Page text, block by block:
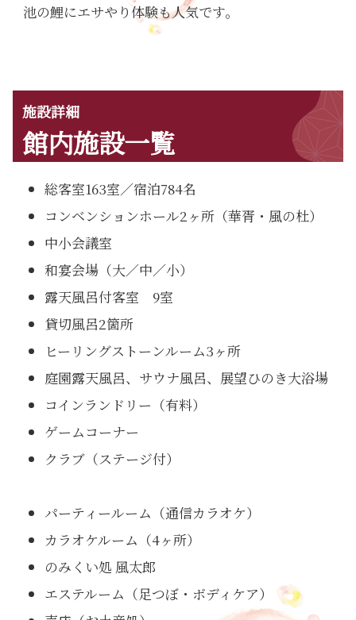
池の鯉にエサやり体験も人気です。
施設詳細
館内施設一覧
総客室163室／宿泊784名
コンベンションホール2ヶ所（華胥・風の杜）
中小会議室
和宴会場（大／中／小）
露天風呂付客室 9室
貸切風呂2箇所
ヒーリングストーンルーム3ヶ所
庭園露天風呂、サウナ風呂、展望ひのき大浴場
コインランドリー（有料）
ゲームコーナー
クラブ（ステージ付）
パーティールーム（通信カラオケ）
カラオケルーム（4ヶ所）
のみくい処 風太郎
エステルーム（足つぼ・ボディケア）